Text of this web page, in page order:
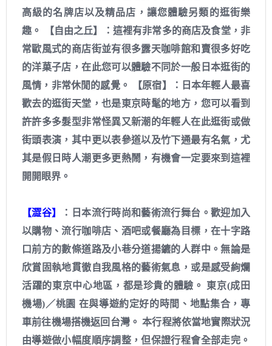
高級的名牌店以及精品店，讓您體驗另類的逛街樂
趣。 【自由之丘】：這裡有非常多的商店及食堂，非
常歐風式的商店街並有很多露天咖啡館和賣很多好吃
的洋菓子店，在此您可以體驗不同於一般日本逛街的
風情，非常休閒的感覺。 【原宿】：日本年輕人最喜
歡去的逛街天堂，也是東京時髦的地方，您可以看到
許許多多髮型非常怪異又新潮的年輕人在此逛街或做
街頭表演，其中更以表參道以及竹下通最有名氣，尤
其是假日時人潮更多更熱鬧，有機會一定要來到這裡
開開眼界。
【澀谷】
：日本流行時尚和藝術流行舞台。歡迎加入
以購物、流行咖啡店、酒吧或餐廳為目標，在十字路
口前方的數條道路及小巷分道揚鑣的人群中。無論是
欣賞固執地貫徹自我風格的藝術氣息，或是感受絢爛
活躍的東京中心地區，都是珍貴的體驗。 東京(成田
機場)／桃園 在與導遊約定好的時間、地點集合，專
車前往機場搭機返回台灣。 本行程將依當地實際狀況
由導遊做小幅度順序調整，但保證行程會全部走完。